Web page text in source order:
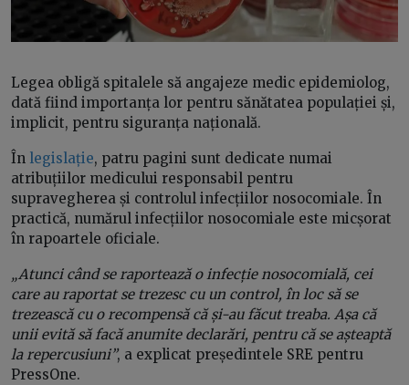
Legea obligă spitalele să angajeze medic epidemiolog,
dată fiind importanța lor pentru sănătatea populației și,
implicit, pentru siguranța națională.
În legislație, patru pagini sunt dedicate numai
atribuțiilor medicului responsabil pentru
supravegherea și controlul infecțiilor nosocomiale. În
practică, numărul infecțiilor nosocomiale este micșorat
în rapoartele oficiale.
„Atunci când se raportează o infecție nosocomială, cei
care au raportat se trezesc cu un control, în loc să se
trezească cu o recompensă că și-au făcut treaba. Așa că
unii evită să facă anumite declarări, pentru că se așteaptă
la repercusiuni”, a explicat președintele SRE pentru
PressOne.